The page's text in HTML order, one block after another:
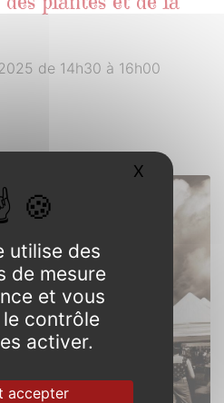
de 14h30 à 16h00
utilise des
de mesure
et vous
le contrôle
activer.
accepter
X Masquer